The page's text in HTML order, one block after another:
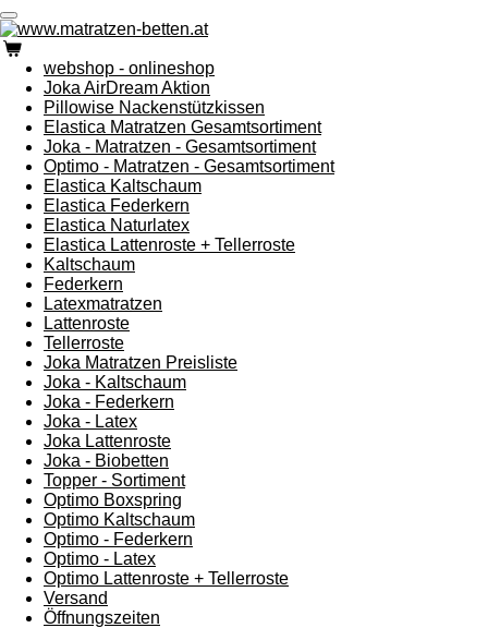
Zum
Hauptinhalt
springen
webshop - onlineshop
Joka AirDream Aktion
Pillowise Nackenstützkissen
Elastica Matratzen Gesamtsortiment
Joka - Matratzen - Gesamtsortiment
Optimo - Matratzen - Gesamtsortiment
Elastica Kaltschaum
Elastica Federkern
Elastica Naturlatex
Elastica Lattenroste + Tellerroste
Kaltschaum
Federkern
Latexmatratzen
Lattenroste
Tellerroste
Joka Matratzen Preisliste
Joka - Kaltschaum
Joka - Federkern
Joka - Latex
Joka Lattenroste
Joka - Biobetten
Topper - Sortiment
Optimo Boxspring
Optimo Kaltschaum
Optimo - Federkern
Optimo - Latex
Optimo Lattenroste + Tellerroste
Versand
Öffnungszeiten